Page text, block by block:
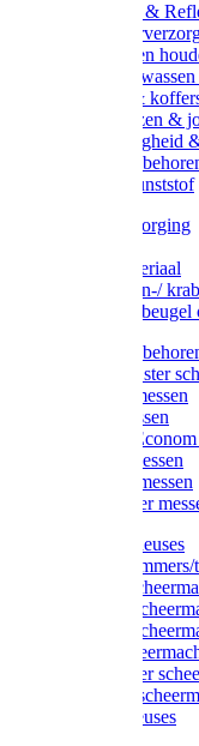
Verlichting &
Rapide
Likstenen en
Poetsen &
Poetssets &
Ruiter laarzen &
Ruiter veiligheid
Ruiter -
Voerbak kunststof
Klauwverzorging
Injectiemateriaal
Hoefmessen-/
Messen
Moser & Oster
Hauptner messen
Liscop messen
Aesculap/
Heiniger messen
Constanta messen
FarmClipper
Moser tondeuses
Overige
Heiniger
Hauptner
Aesculap
Liscop
FarmClipper
Constanta
Wahl tondeuses